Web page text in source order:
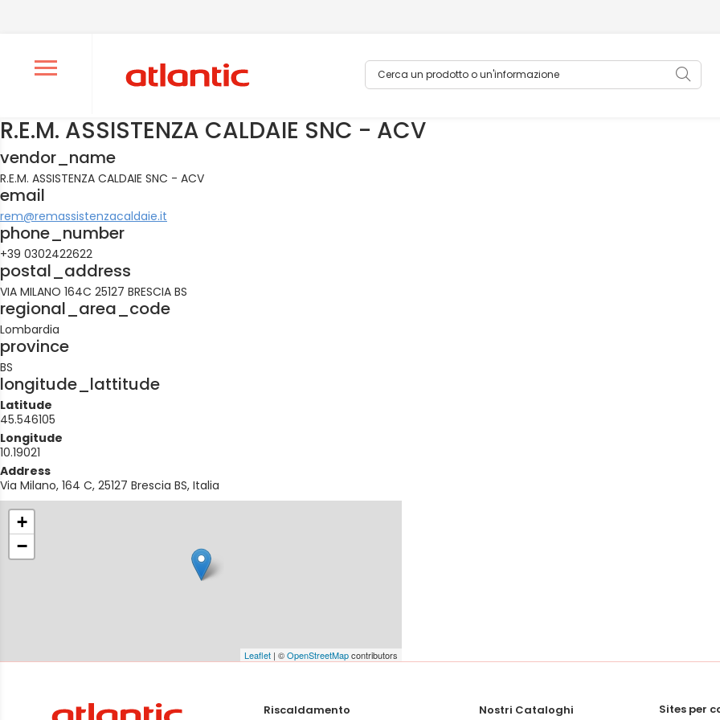
Ouvrir le menu de navigation
Cerca un prodotto o un'informazione
R.E.M. ASSISTENZA CALDAIE SNC - ACV
vendor_name
R.E.M. ASSISTENZA CALDAIE SNC - ACV
email
rem@remassistenzacaldaie.it
phone_number
+39 0302422622
postal_address
VIA MILANO 164C 25127 BRESCIA BS
regional_area_code
Lombardia
province
BS
longitude_lattitude
Latitude
45.546105
Longitude
10.19021
Address
Via Milano, 164 C, 25127 Brescia BS, Italia
+
−
Leaflet | ©OpenStreetMapcontributors
Riscaldamento Nostri Cataloghi Sites per